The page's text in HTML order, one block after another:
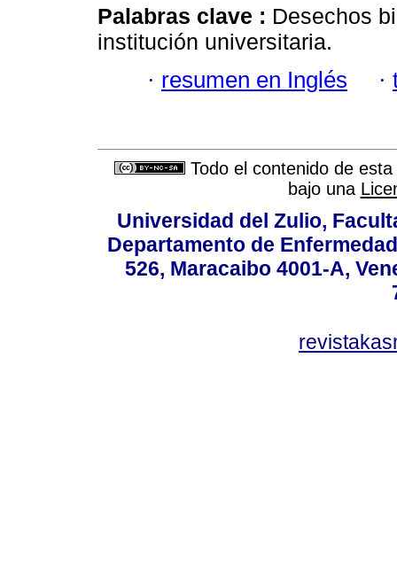
Palabras clave : Desechos
institución universitaria.
· resumen en Inglés ·
Todo el contenido de
bajo una
Universidad del Zulio,
Departamento de
526, Maracaibo 4001-A,